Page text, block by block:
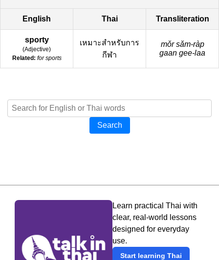
English Thai Transliteration
sporty
(Adjective)
Related: for sports
เหมาะสำหรับการ
กีฬา
mǒr sǎm-ràp
gaan gee-laa
Search
Learn practical Thai with
clear, real-world lessons
designed for everyday
use.
Start learning Thai